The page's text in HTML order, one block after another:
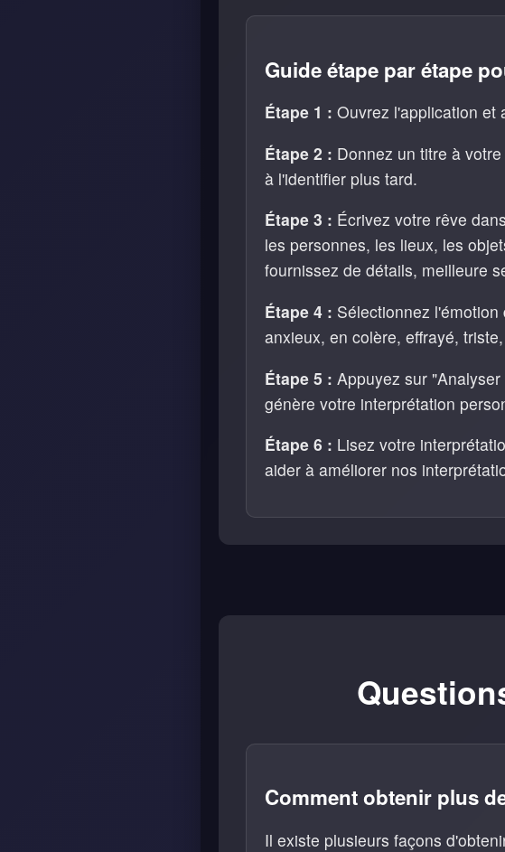
Guide étape par étape
Étape 1 : Ouvrez l'application et
Étape 2 : Donnez un titre à
à l'identifier plus tard.
Étape 3 : Écrivez votre rêve
les personnes, les lieux, les
fournissez de détails, meilleure
Étape 4 : Sélectionnez
anxieux, en colère, effrayé,
Étape 5 : Appuyez sur
génère votre interprétation
Étape 6 : Lisez votre
aider à améliorer nos
Comment obtenir plus
Il existe plusieurs façons